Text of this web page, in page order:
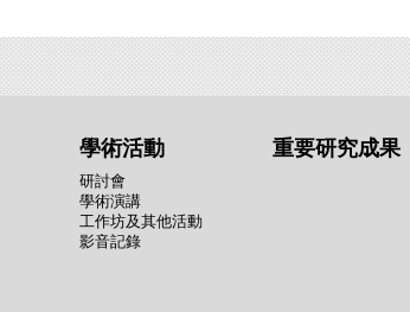
學術活動
研討會
學術演講
工作坊及其他活動
影音記錄
重要研究成果